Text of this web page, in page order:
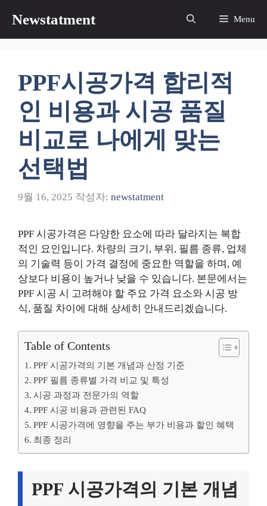
츠
Newstatment Menu
PPF시공가격 합리적
인 비용과 시공 품질
비교로 나에게 맞는
선택법
9월 16, 2025 작성자: newstatment
PPF 시공가격은 다양한 요소에 따라 달라지는 복합
적인 요인입니다. 차량의 크기, 부위, 필름 종류, 업체
의 기술력 등이 가격 결정에 중요한 역할을 하며, 예
상보다 비용이 높거나 낮을 수 있습니다. 본문에서는
PPF 시공 시 고려해야 할 주요 가격 요소와 시공 방
식, 품질 차이에 대해 상세히 안내드리겠습니다.
Table of Contents
PPF 시공가격의 기본 개념과 산정 기준
PPF 필름 종류별 가격 비교 및 특성
시공 과정과 전문가의 역할
PPF 시공 비용과 관련된 FAQ
PPF 시공가격에 영향을 주는 부가 비용과 할인 혜택
최종 정리
PPF 시공가격의 기본 개념